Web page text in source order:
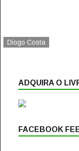
Diogo Costa
ADQUIRA O
FACEBOOK